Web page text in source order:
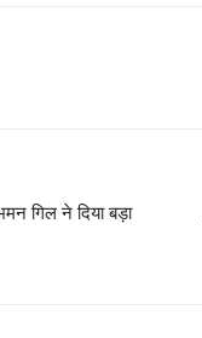
गिल ने दिया बड़ा